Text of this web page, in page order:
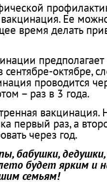
Ее
время делать
октябре,
проводится
– раз в 3 года.
первый раз, а
через год.
бабушки,
будет ярким и
семьям!